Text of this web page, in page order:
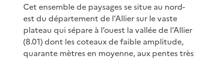
Cet ensemble de paysages se situe au nord-
est du département de l’Allier sur le vaste
plateau qui sépare à l’ouest la vallée de l’Allier
(8.01) dont les coteaux de faible amplitude,
quarante mètres en moyenne, aux pentes très